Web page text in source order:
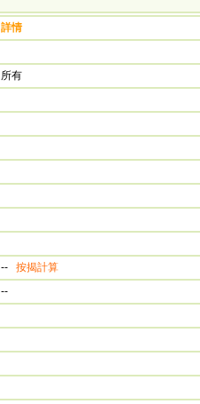
詳情
所有
-- 按揭計算
--